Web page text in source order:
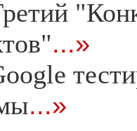
...»
...»